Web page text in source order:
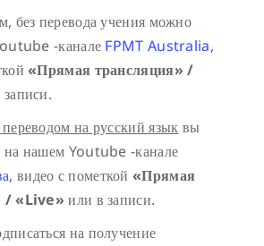
без перевода учения можно
-канале FPMT Australia,
«Прямая трансляция» /
переводом на русский язык вы
на нашем Youtube -канале
, видео с пометкой«Прямая
/ «Live»или в записи.
на получение